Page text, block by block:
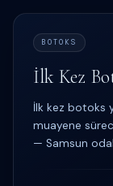
BOTOKS
İlk Kez
İlk kez botoks
muayene
— Samsun